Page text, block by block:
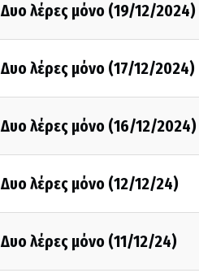
Δυο λέρες μόνο (19/12/2024)
Δυο λέρες μόνο (17/12/2024)
Δυο λέρες μόνο (16/12/2024)
Δυο λέρες μόνο (12/12/24)
Δυο λέρες μόνο (11/12/24)